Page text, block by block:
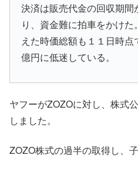
決済は販売代金の回収期
り、資金難に拍車をかけ
えた時価総額も１１日時
億円に低迷している。
ヤフーがZOZOに対し、株式
しました。
ZOZO株式の過半の取得し、